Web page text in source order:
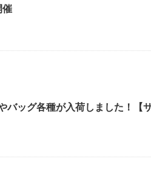
催
バッグ各種が入荷しました！【